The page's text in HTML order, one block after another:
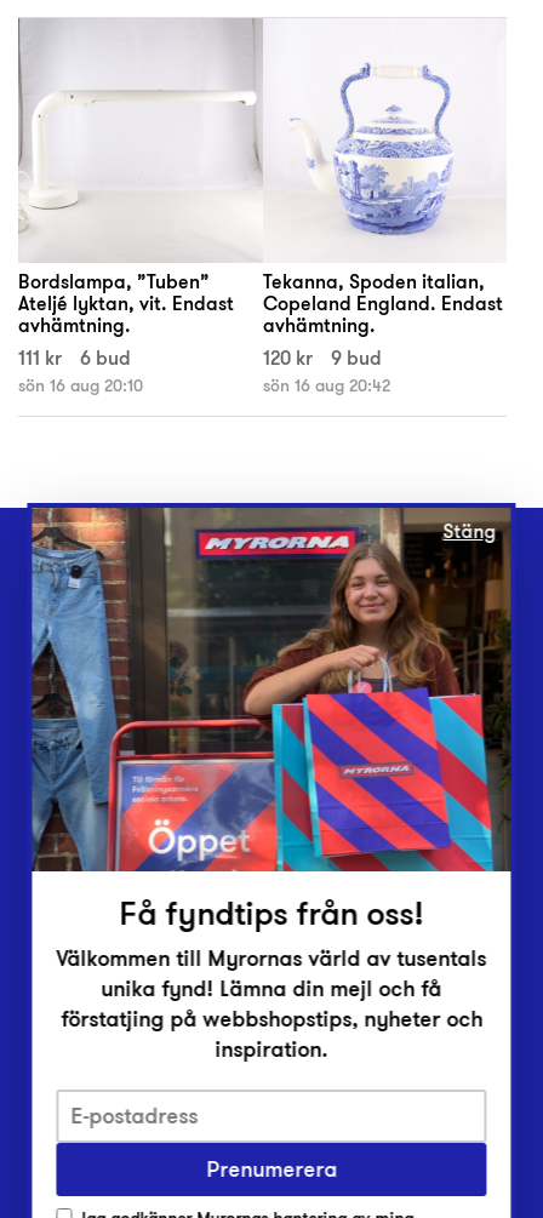
Bordslampa, ”Tuben”
Ateljé lyktan, vit. Endast
avhämtning.
111 kr
6 bud
sön 16 aug 20:10
Tekanna, Spoden italian,
Copeland England. Endast
avhämtning.
120 kr
9 bud
sön 16 aug 20:42
Webbshop
Butiker
Lämna in
Vårt överskott
Inlämningsplatser
Om Myrorna
Lediga jobb
Pressrum
Integritetsskyddspolicy
Har du frågor om onlineköp, leverans eller retur?
Stäng
Få fyndtips från oss!
Välkommen till Myrornas värld av tusentals
unika fynd! Lämna din mejl och få
förstatjing på webbshopstips, nyheter och
inspiration.
Prenumerera